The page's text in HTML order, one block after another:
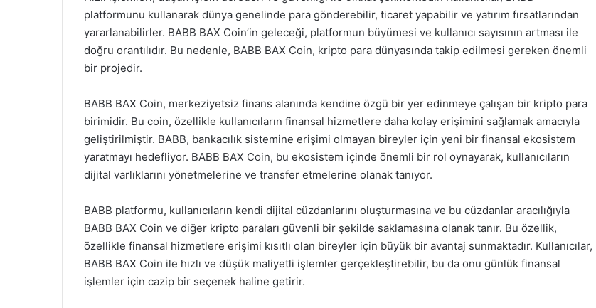
platformunu kullanarak dünya genelinde para gönderebilir, ticaret yapabilir ve yatırım fırsatlarından
yararlanabilirler. BABB BAX Coin’in geleceği, platformun büyümesi ve kullanıcı sayısının artması ile
doğru orantılıdır. Bu nedenle, BABB BAX Coin, kripto para dünyasında takip edilmesi gereken önemli
bir projedir.
BABB BAX Coin, merkeziyetsiz finans alanında kendine özgü bir yer edinmeye çalışan bir kripto para
birimidir. Bu coin, özellikle kullanıcıların finansal hizmetlere daha kolay erişimini sağlamak amacıyla
geliştirilmiştir. BABB, bankacılık sistemine erişimi olmayan bireyler için yeni bir finansal ekosistem
yaratmayı hedefliyor. BABB BAX Coin, bu ekosistem içinde önemli bir rol oynayarak, kullanıcıların
dijital varlıklarını yönetmelerine ve transfer etmelerine olanak tanıyor.
BABB platformu, kullanıcıların kendi dijital cüzdanlarını oluşturmasına ve bu cüzdanlar aracılığıyla
BABB BAX Coin ve diğer kripto paraları güvenli bir şekilde saklamasına olanak tanır. Bu özellik,
özellikle finansal hizmetlere erişimi kısıtlı olan bireyler için büyük bir avantaj sunmaktadır. Kullanıcılar,
BABB BAX Coin ile hızlı ve düşük maliyetli işlemler gerçekleştirebilir, bu da onu günlük finansal
işlemler için cazip bir seçenek haline getirir.